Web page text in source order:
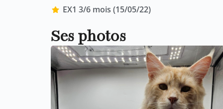
EX1 3/6 mois (15/05/22)
Ses photos